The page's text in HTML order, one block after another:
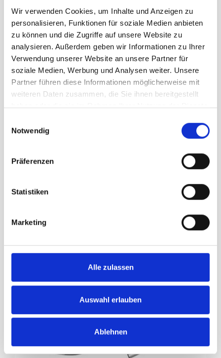
Wir verwenden Cookies, um Inhalte und Anzeigen zu
personalisieren, Funktionen für soziale Medien anbieten
zu können und die Zugriffe auf unsere Website zu
analysieren. Außerdem geben wir Informationen zu Ihrer
Verwendung unserer Website an unsere Partner für
soziale Medien, Werbung und Analysen weiter. Unsere
Partner führen diese Informationen möglicherweise mit
weiteren Daten zusammen, die Sie ihnen bereitgestellt
haben oder die sie im Rahmen Ihrer Nutzung der Dienste
Notwendig
Präferenzen
Statistiken
Marketing
Alle zulassen
Auswahl erlauben
Ablehnen
Supporti per aste